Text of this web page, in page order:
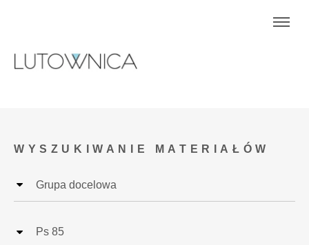
WYSZUKIWANIE MATERIAŁÓW